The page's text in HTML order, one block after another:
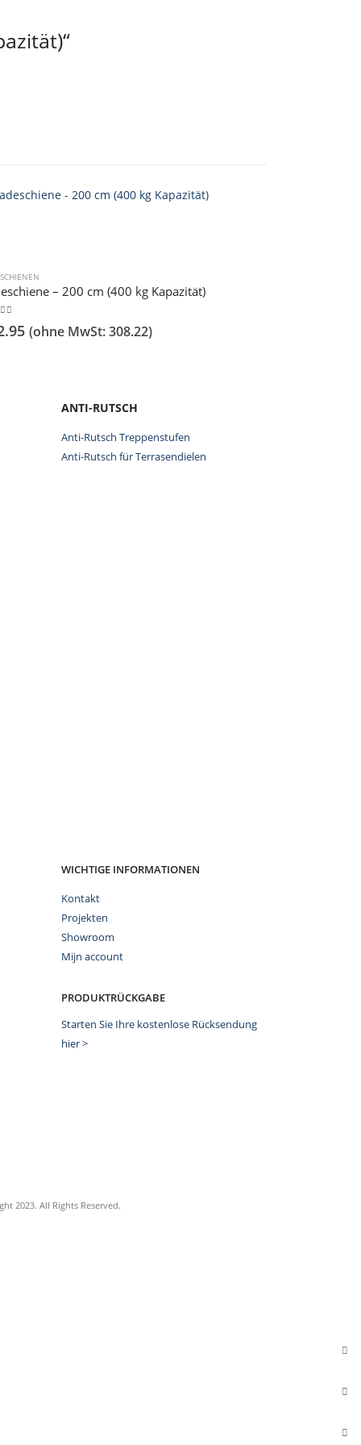
– 200 cm (400 kg Kapazität)
(ohne MwSt:308.22)
ANTI-RUTSCH
Anti-Rutsch Treppenstufen
Anti-Rutsch für Terrasendielen
WICHTIGE INFORMATIONEN
Kontakt
Projekten
Showroom
Mijn account
PRODUKTRÜCKGABE
Starten Sie Ihre kostenlose Rücksendung
hier >
2023. All Rights Reserved.